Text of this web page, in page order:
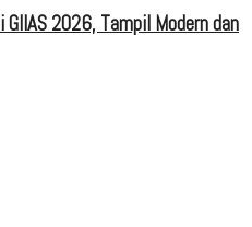
2026, Tampil Modern dan